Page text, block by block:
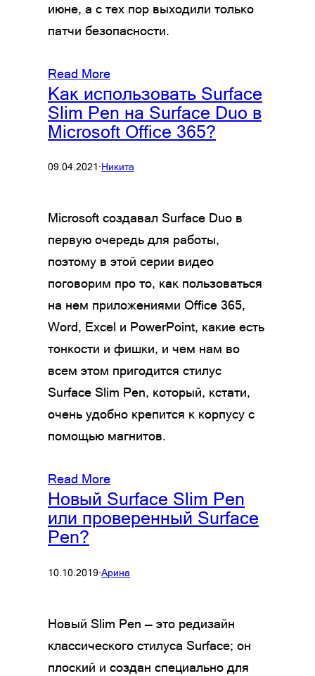
июне, а с тех пор выходили только
патчи безопасности.
Read More
Как использовать Surface
Slim Pen на Surface Duo в
Microsoft Office 365?
09.04.2021·Никита
Microsoft создавал Surface Duo в
первую очередь для работы,
поэтому в этой серии видео
поговорим про то, как пользоваться
на нем приложениями Office 365,
Word, Excel и PowerPoint, какие есть
тонкости и фишки, и чем нам во
всем этом пригодится стилус
Surface Slim Pen, который, кстати,
очень удобно крепится к корпусу с
помощью магнитов.
Read More
Новый Surface Slim Pen
или проверенный Surface
Pen?
10.10.2019·Арина
Новый Slim Pen — это редизайн
классического стилуса Surface; он
плоский и создан специально для